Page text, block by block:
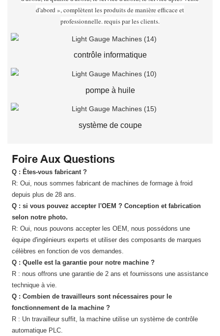
d'abord », complètent les produits de manière efficace et
professionnelle. requis par les clients.
contrôle informatique
pompe à huile
système de coupe
Foire Aux Questions
Q : Êtes-vous fabricant ?
R: Oui, nous sommes fabricant de machines de formage à froid
depuis plus de 28 ans.
Q : si vous pouvez accepter l'OEM ? Conception et fabrication
selon notre photo.
R: Oui, nous pouvons accepter les OEM, nous possédons une
équipe d'ingénieurs experts et utiliser des composants de marques
célèbres en fonction de vos demandes.
Q : Quelle est la garantie pour notre machine ?
R : nous offrons une garantie de 2 ans et fournissons une assistance
technique à vie.
Q : Combien de travailleurs sont nécessaires pour le
fonctionnement de la machine ?
R : Un travailleur suffit, la machine utilise un système de contrôle
automatique PLC.